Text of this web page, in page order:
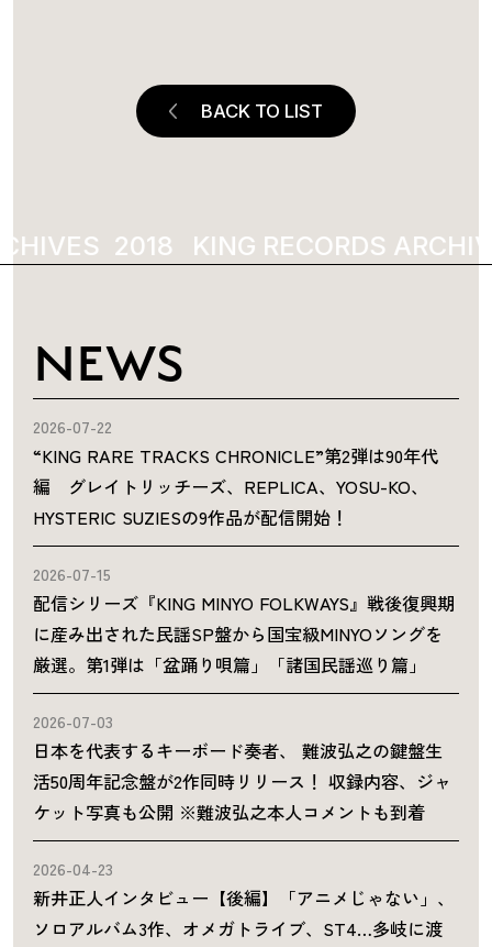
BACK TO LIST
2018 KING RECORDS
NEWS
2026-07-22
“KING RARE TRACKS CHRONICLE”第2弾は90年代
編 グレイトリッチーズ、REPLICA、YOSU-KO、
HYSTERIC SUZIESの9作品が配信開始！
2026-07-15
配信シリーズ『KING MINYO FOLKWAYS』戦後復興期
に産み出された民謡SP盤から国宝級MINYOソングを
厳選。第1弾は「盆踊り唄篇」「諸国民謡巡り篇」
2026-07-03
日本を代表するキーボード奏者、 難波弘之の鍵盤生
活50周年記念盤が2作同時リリース！ 収録内容、ジャ
ケット写真も公開 ※難波弘之本人コメントも到着
2026-04-23
新井正人インタビュー【後編】「アニメじゃない」、
ソロアルバム3作、オメガトライブ、ST4…多岐に渡